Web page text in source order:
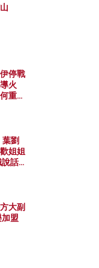
停戰
火
重啟
早洞
劉
姐姐
說話
大副
盟